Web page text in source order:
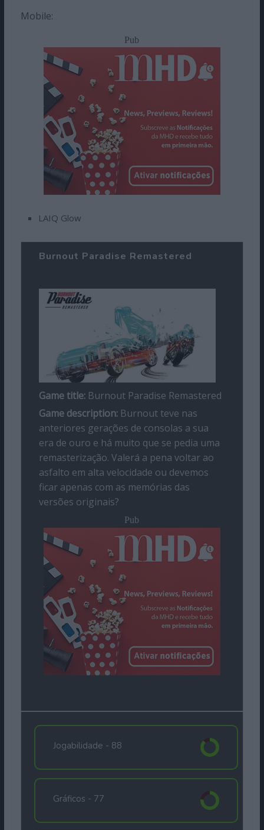
Mobile:
Pub
LAIQ Glow
Burnout Paradise Remastered
Game title:Burnout Paradise Remastered
Game description:Burnout teve nas
anteriores gerações de consolas a sua
era de ouro e há muito que se pedia uma
remasterização. Valerá a pena voltar ao
asfalto em alta velocidade ou devemos
ficar apenas com as memórias das
versões originais?
Pub
Jogabilidade - 88
Gráficos - 77